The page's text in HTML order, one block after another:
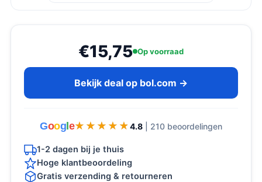
€15,75 Op voorraad
Bekijk deal op bol.com →
Goog e★★★★★
★★★★★ 4.8 | 210 beoordelingen
1-2 dagen bij je thuis
Hoge klantbeoordeling
Gratis verzending & retourneren